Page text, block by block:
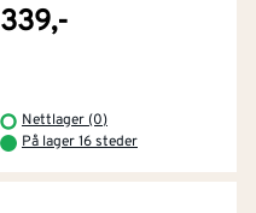
339,-
Nettlager (0)
På lager 16 steder